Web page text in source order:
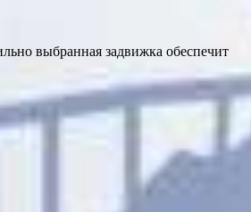
выбранная задвижка обеспечит